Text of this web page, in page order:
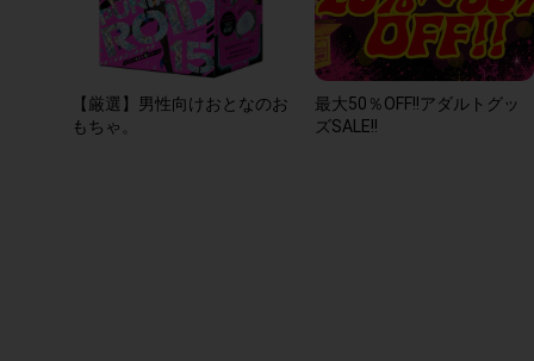
【厳選】男性向けおとなのお
もちゃ。
最大50％OFF!!アダルトグッ
ズSALE!!